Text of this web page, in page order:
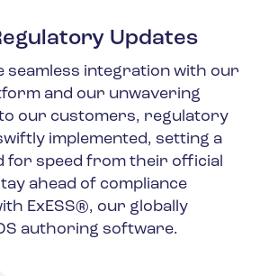
Updates
seamless integration with our
and our unwavering
our customers, regulatory
implemented, setting a
for speed from their official
ahead of compliance
ExESS®, our globally
authoring software.